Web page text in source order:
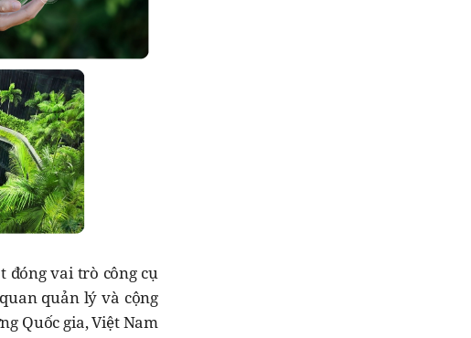
đóng vai trò công cụ
quản lý và cộng
Quốc gia, Việt Nam